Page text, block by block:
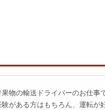
果物の輸送ドライバーのお仕事
験がある方はもちろん、運転が